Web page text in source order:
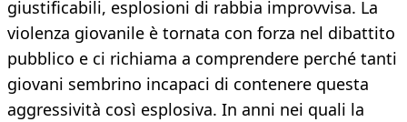
giustificabili, esplosioni di rabbia improvvisa. La
violenza giovanile è tornata con forza nel dibattito
pubblico e ci richiama a comprendere perché tanti
giovani sembrino incapaci di contenere questa
aggressività così esplosiva. In anni nei quali la